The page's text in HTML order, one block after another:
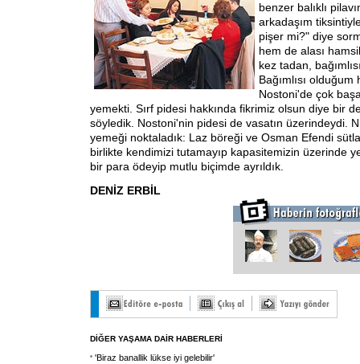
benzer balıklı
arkadaşım
pişer mi?" diye
hem de alası
kez tadan,
Bağımlısı
Nostoni'de çok
yemekti. Sırf pidesi hakkında fikrimiz olsun diye bir
söyledik. Nostoni'nin pidesi de vasatın üzerindeydi.
yemeği noktaladık: Laz böreği ve Osman Efendi
birlikte kendimizi tutamayıp kapasitemizin üzerinde
bir para ödeyip mutlu biçimde ayrıldık.
DENİZ ERBİL
DİĞER YAŞAMA DAİR HABERLERİ
'Biraz banallik lükse iyi gelebilir'